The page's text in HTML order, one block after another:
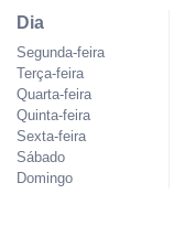
Dia
Segunda-feira
Terça-feira
Quarta-feira
Quinta-feira
Sexta-feira
Sábado
Domingo